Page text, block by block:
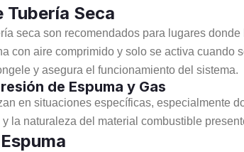
Tubería Seca
seca son recomendados para lugares
con aire comprimido y solo se activa
y asegura el funcionamiento del sistema.
de Espuma y Gas
en situaciones específicas, especialmente
la naturaleza del material combustible